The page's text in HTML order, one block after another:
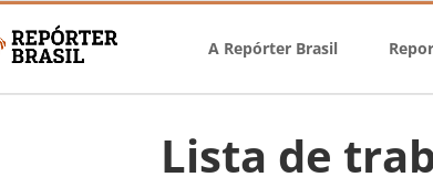
A Repórter Brasil
Lista de